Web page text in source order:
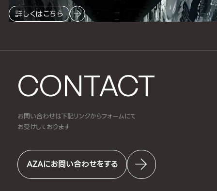
CONTACT
お問い合わせは下記リンクからフォームにて
お受けしております
AZAにお問い合わせをする
詳しくはこちら